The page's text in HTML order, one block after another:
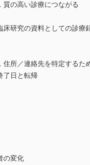
の高い診療につながる
研究の資料としての診療
連絡先を特定するため
了日と転帰
の変化